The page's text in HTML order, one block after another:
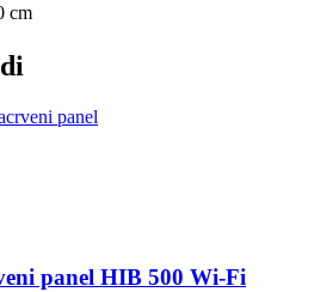
cm
panel HIB 500 Wi-Fi